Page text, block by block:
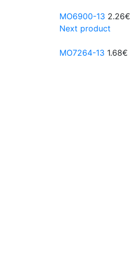
MO6900-13 2.26€
Next product
MO7264-13 1.68€